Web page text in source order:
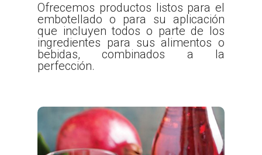
Ofrecemos productos listos para el
embotellado o para su aplicación
que incluyen todos o parte de los
ingredientes para sus alimentos o
bebidas, combinados a la
perfección.